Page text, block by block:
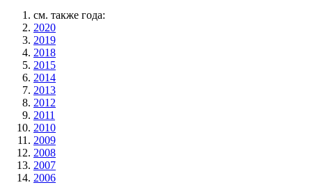
см. также года:
2020
2019
2018
2015
2014
2013
2012
2011
2010
2009
2008
2007
2006